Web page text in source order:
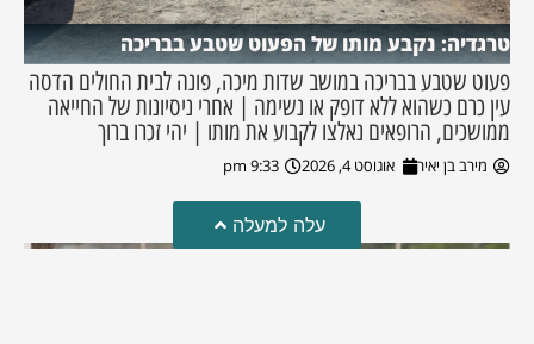
טרגדיה: נקבע מותו של הפעוט שטבע בבריכה
פעוט שטבע בבריכה במושב שדות מיכה, פונה לבית החולים הדסה
עין כרם כשהוא ללא דופק או נשימה | אחרי ניסיונות של החייאה
ממושכים, הרופאים נאלצו לקבוע את מותו | יהי זכרו ברוך
מירב בן יאיר אוגוסט 4, 2026 9:33 pm
עלה למעלה